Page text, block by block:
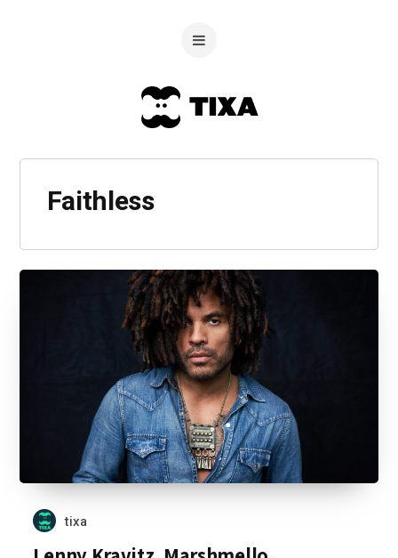
Faithless
tixa